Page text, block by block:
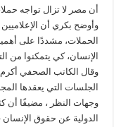
أن مصر لا تزال تواجه
وأوضح بكري أن
الحملات، مشددًا على
الإنسان، كي يتمكنوا من
وقال الكاتب الصحفي
الجلسات التي يعقدها
وجهات النظر ، مضيفًا أن
الدولية عن حقوق